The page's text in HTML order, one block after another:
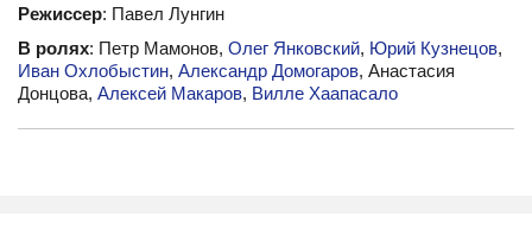
Режиссер: Павел Лунгин
В ролях: Петр Мамонов, Олег Янковский, Юрий Кузнецов,
Иван Охлобыстин, Александр Домогаров, Анастасия
Донцова, Алексей Макаров, Вилле Хаапасало